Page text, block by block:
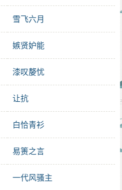
雪飞六月
嫉贤妒能
漆叹嫠忧
让抗
白恰青衫
易箦之言
一代风骚主